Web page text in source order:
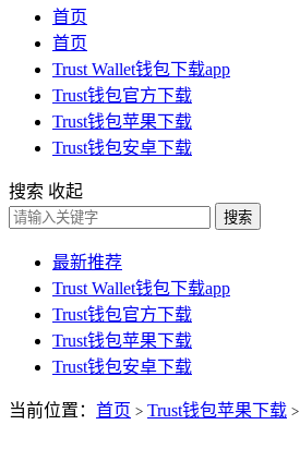
首页
首页
Trust Wallet钱包下载app
Trust钱包官方下载
Trust钱包苹果下载
Trust钱包安卓下载
搜索 收起
搜索
最新推荐
Trust Wallet钱包下载app
Trust钱包官方下载
Trust钱包苹果下载
Trust钱包安卓下载
当前位置： 首页 > Trust钱包苹果下载 >